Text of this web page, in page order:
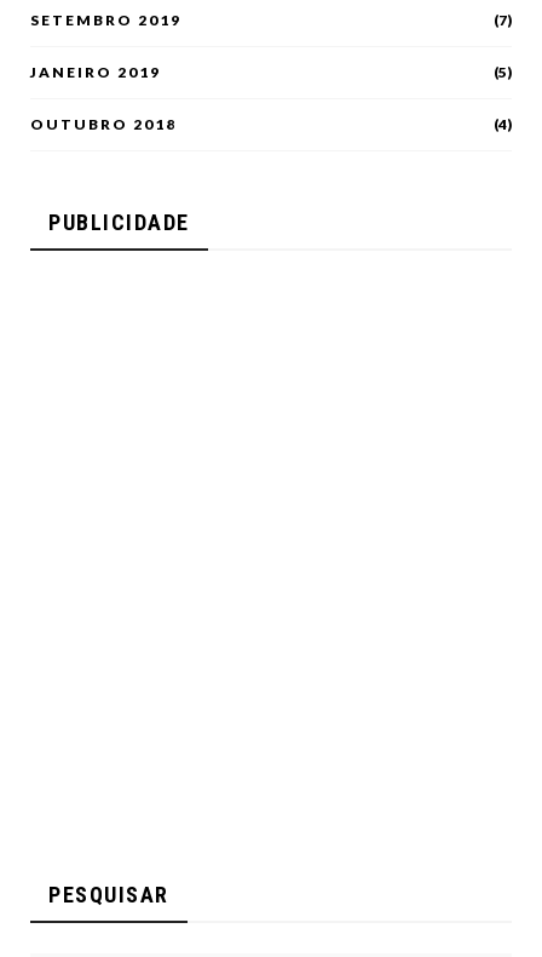
SETEMBRO 2019 (7)
JANEIRO 2019 (5)
OUTUBRO 2018 (4)
PUBLICIDADE
PESQUISAR